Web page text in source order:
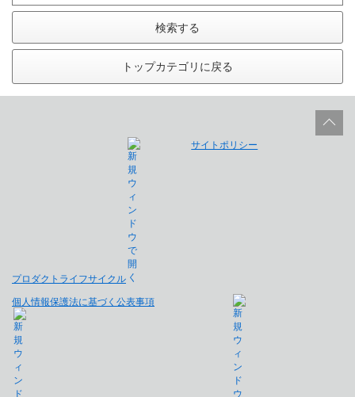
検索する
トップカテゴリに戻る
プロダクトライフサイクル
サイトポリシー
個人情報保護法に基づく公表事項